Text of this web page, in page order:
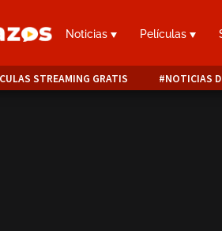
Noticias Películas
STREAMING GRATIS NOTICIAS